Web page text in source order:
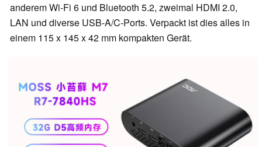
anderem Wi-Fi 6 und Bluetooth 5.2, zweimal HDMI 2.0,
LAN und diverse USB-A/C-Ports. Verpackt ist dies alles in
einem 115 x 145 x 42 mm kompakten Gerät.